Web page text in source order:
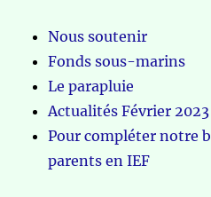
Nous soutenir
Fonds sous-marins
Le parapluie
Actualités Février 2023
Pour compléter notre
parents en IEF